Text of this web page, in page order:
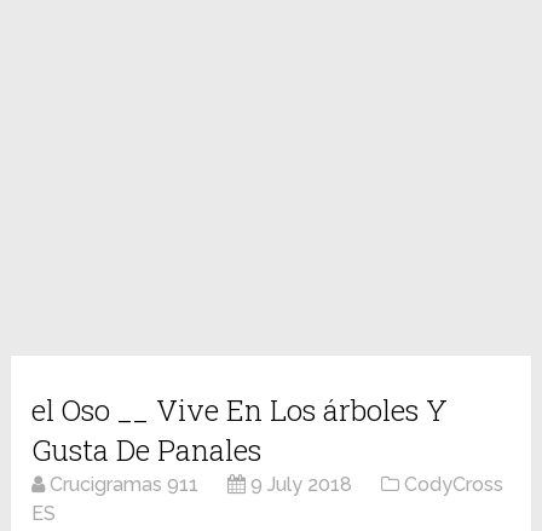
el Oso __ Vive En Los árboles Y
Gusta De Panales
Crucigramas 911 9 July 2018
CodyCross
ES